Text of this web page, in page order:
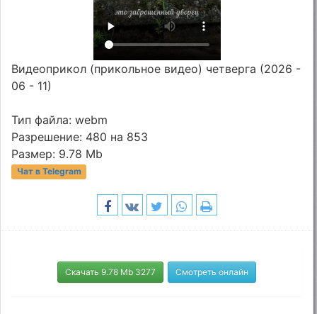
Видеоприкол (прикольное видео) четверга (2026 -
06 - 11)
Тип файла: webm
Разрешение: 480 на 853
Размер: 9.78 Mb
Чат в Telegram
Скачать 9.78 Mb 3277 Смотреть онлайн